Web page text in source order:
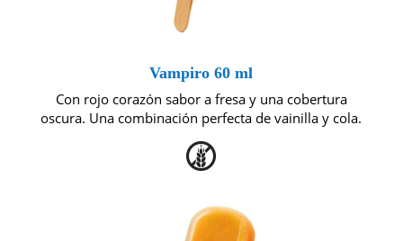
Vampiro 60 ml
Con rojo corazón sabor a fresa y una cobertura
oscura. Una combinación perfecta de vainilla y cola.